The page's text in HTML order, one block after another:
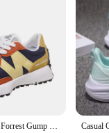
design.
the demands of
these pantofole are
for a variety of
while the robust
Scarpe da donna Forrest Gump da corsa alla moda e versatili, suola spessa, scarpe sportive casual ammortizzanti e resistenti all'usura